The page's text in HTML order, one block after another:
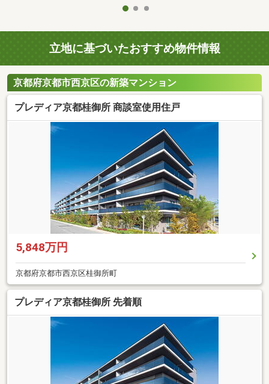
立地に基づいたおすすめ物件情報
京都府京都市西京区の新築マンション
プレディア京都桂御所 商談室使用住戸
5,848万円
京都府京都市西京区桂御所町
プレディア京都桂御所 先着順